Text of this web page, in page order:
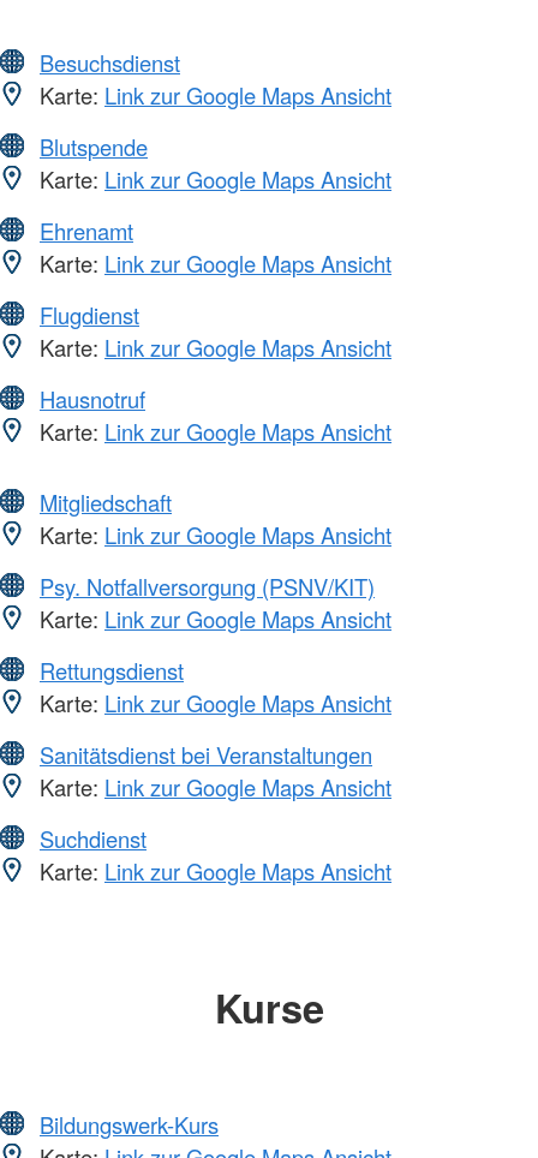
Besuchsdienst
Karte: Link zur Google Maps Ansicht
Blutspende
Karte: Link zur Google Maps Ansicht
Ehrenamt
Karte: Link zur Google Maps Ansicht
Flugdienst
Karte: Link zur Google Maps Ansicht
Hausnotruf
Karte: Link zur Google Maps Ansicht
Mitgliedschaft
Karte: Link zur Google Maps Ansicht
Psy. Notfallversorgung (PSNV/KIT)
Karte: Link zur Google Maps Ansicht
Rettungsdienst
Karte: Link zur Google Maps Ansicht
Sanitätsdienst bei Veranstaltungen
Karte: Link zur Google Maps Ansicht
Suchdienst
Karte: Link zur Google Maps Ansicht
Kurse
Bildungswerk-Kurs